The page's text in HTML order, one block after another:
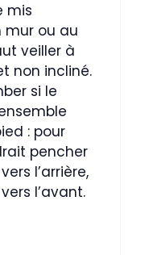
mis
mur ou au
veiller à
non incliné.
si le
: pour
pencher
l’arrière,
l’avant.